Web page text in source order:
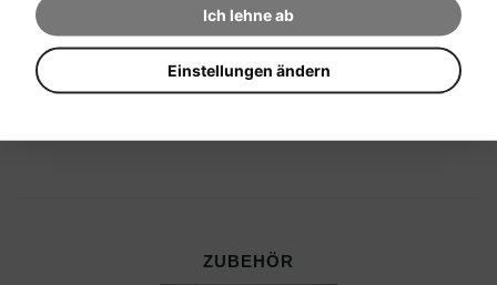
Ich lehne ab
Einstellungen ändern
ZUBEHÖR